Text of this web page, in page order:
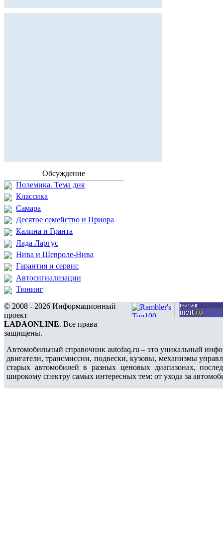
Обсуждение
Полемика. Тема дня
Классика
Самара
Десятое семейство и Приора
Калина и Гранта
Лада Ларгус
Нива и Шевроле-Нива
Гарантия и сервис
Автосигнализации
Тюнинг
© 2008 - 2026 Информационный
проект
LADAONLINE. Все права
защищены.
Автомобильный справочник autofaq.ru – это уникальный
двигатели, трансмиссии, подвески, кузовы, механизмы
старых автомобилей в разных ценовых диапазонах,
широкому спектру самых интересных тем: от ухода за